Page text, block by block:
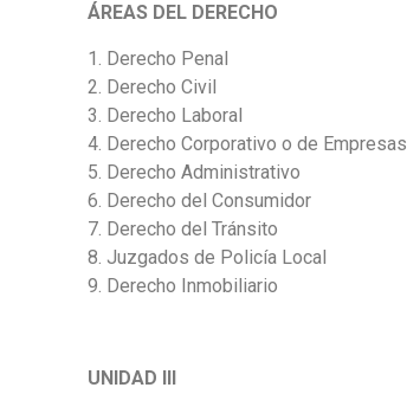
ÁREAS DEL DERECHO
1. Derecho Penal
2. Derecho Civil
3. Derecho Laboral
4. Derecho Corporativo o de Empresas
5. Derecho Administrativo
6. Derecho del Consumidor
7. Derecho del Tránsito
8. Juzgados de Policía Local
9. Derecho Inmobiliario
UNIDAD III